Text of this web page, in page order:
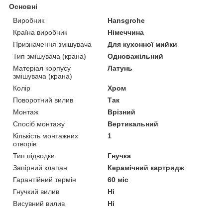
Основні
Виробник
Hansgrohe
Країна виробник
Німеччина
Призначення змішувача
Для кухонної мийки
Тип змішувача (крана)
Одноважільний
Матеріал корпусу
змішувача (крана)
Латунь
Колір
Хром
Поворотний вилив
Так
Монтаж
Врізний
Спосіб монтажу
Вертикальний
Кількість монтажних
отворів
1
Тип підводки
Гнучка
Запірний клапан
Керамічний картридж
Гарантійний термін
60 міс
Гнучкий вилив
Ні
Висувний вилив
Ні